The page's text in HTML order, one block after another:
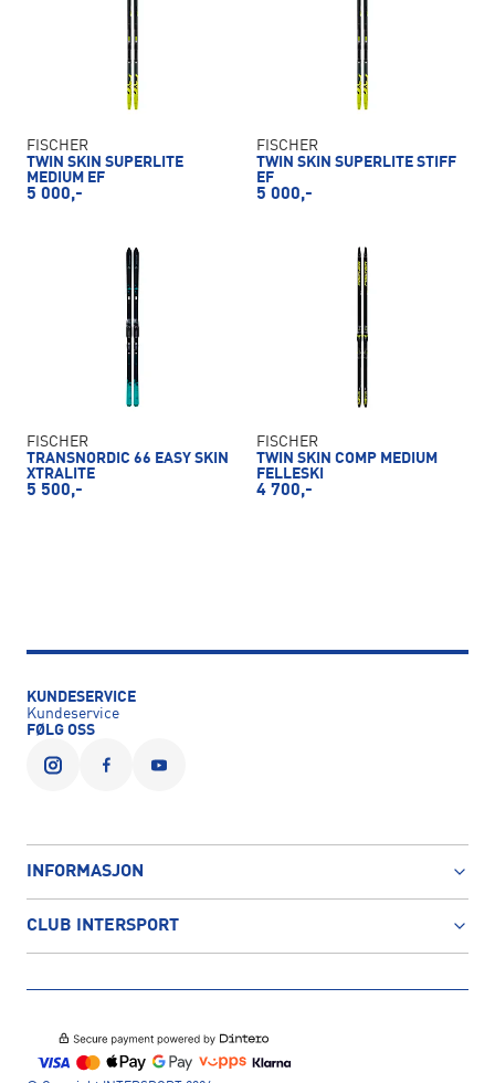
FISCHER
TWIN SKIN SUPERLITE
MEDIUM EF
5 000,-
FISCHER
TWIN SKIN SUPERLITE STIFF
EF
5 000,-
FISCHER
TRANSNORDIC 66 EASY SKIN
XTRALITE
5 500,-
FISCHER
TWIN SKIN COMP MEDIUM
FELLESKI
4 700,-
KUNDESERVICE
Kundeservice
FØLG OSS
INFORMASJON
CLUB INTERSPORT